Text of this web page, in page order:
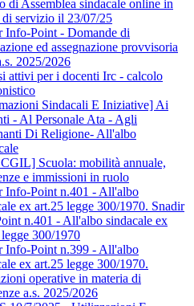
di Assemblea sindacale online in
di servizio il 23/07/25
Info-Point - Domande di
ed assegnazione provvisoria
2025/2026
attivi per i docenti Irc - calcolo
Sindacali E Iniziative] Ai
- Al Personale Ata - Agli
Di Religione- All'albo
Scuola: mobilità annuale,
e immissioni in ruolo
Info-Point n.401 - All'albo
ex art.25 legge 300/1970. Snadir
n.401 - All'albo sindacale ex
300/1970
Info-Point n.399 - All'albo
ex art.25 legge 300/1970.
operative in materia di
a.s. 2025/2026